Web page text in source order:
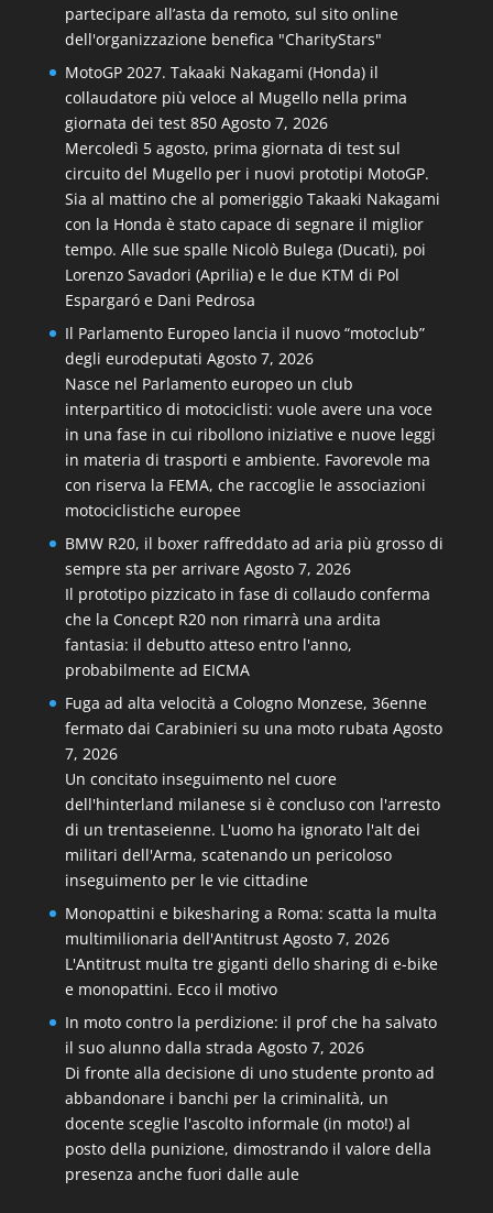
partecipare all’asta da remoto, sul sito online
dell'organizzazione benefica "CharityStars"
MotoGP 2027. Takaaki Nakagami (Honda) il
collaudatore più veloce al Mugello nella prima
giornata dei test 850 Agosto 7, 2026
Mercoledì 5 agosto, prima giornata di test sul
circuito del Mugello per i nuovi prototipi MotoGP.
Sia al mattino che al pomeriggio Takaaki Nakagami
con la Honda è stato capace di segnare il miglior
tempo. Alle sue spalle Nicolò Bulega (Ducati), poi
Lorenzo Savadori (Aprilia) e le due KTM di Pol
Espargaró e Dani Pedrosa
Il Parlamento Europeo lancia il nuovo “motoclub”
degli eurodeputati Agosto 7, 2026
Nasce nel Parlamento europeo un club
interpartitico di motociclisti: vuole avere una voce
in una fase in cui ribollono iniziative e nuove leggi
in materia di trasporti e ambiente. Favorevole ma
con riserva la FEMA, che raccoglie le associazioni
motociclistiche europee
BMW R20, il boxer raffreddato ad aria più grosso di
sempre sta per arrivare Agosto 7, 2026
Il prototipo pizzicato in fase di collaudo conferma
che la Concept R20 non rimarrà una ardita
fantasia: il debutto atteso entro l'anno,
probabilmente ad EICMA
Fuga ad alta velocità a Cologno Monzese, 36enne
fermato dai Carabinieri su una moto rubata Agosto
7, 2026
Un concitato inseguimento nel cuore
dell'hinterland milanese si è concluso con l'arresto
di un trentaseienne. L'uomo ha ignorato l'alt dei
militari dell'Arma, scatenando un pericoloso
inseguimento per le vie cittadine
Monopattini e bikesharing a Roma: scatta la multa
multimilionaria dell'Antitrust Agosto 7, 2026
L'Antitrust multa tre giganti dello sharing di e-bike
e monopattini. Ecco il motivo
In moto contro la perdizione: il prof che ha salvato
il suo alunno dalla strada Agosto 7, 2026
Di fronte alla decisione di uno studente pronto ad
abbandonare i banchi per la criminalità, un
docente sceglie l'ascolto informale (in moto!) al
posto della punizione, dimostrando il valore della
presenza anche fuori dalle aule